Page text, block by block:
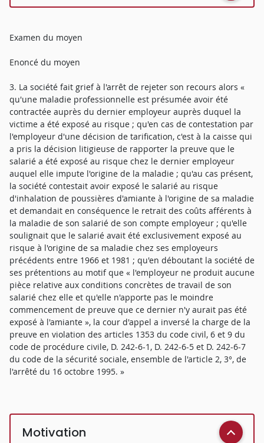
Examen du moyen
Enoncé du moyen
3. La société fait grief à l'arrêt de rejeter son recours alors «
qu'une maladie professionnelle est présumée avoir été
contractée auprès du dernier employeur auprès duquel la
victime a été exposé au risque ; qu'en cas de contestation par
l'employeur d'une décision de tarification, c'est à la caisse qui
a pris la décision litigieuse de rapporter la preuve que le
salarié a été exposé au risque chez le dernier employeur
auquel elle impute l'origine de la maladie ; qu'au cas présent,
la société contestait avoir exposé le salarié au risque
d'inhalation de poussières d'amiante à l'origine de sa maladie
et demandait en conséquence le retrait des coûts afférents à
la maladie de son salarié de son compte employeur ; qu'elle
soulignait que le salarié avait été exclusivement exposé au
risque à l'origine de sa maladie chez ses employeurs
précédents entre 1966 et 1981 ; qu'en déboutant la société de
ses prétentions au motif que « l'employeur ne produit aucune
pièce relative aux conditions concrètes de travail de son
salarié chez elle et qu'elle n'apporte pas le moindre
commencement de preuve que ce dernier n'y aurait pas été
exposé à l'amiante », la cour d'appel a inversé la charge de la
preuve en violation des articles 1353 du code civil, 6 et 9 du
code de procédure civile, D. 242-6-1, D. 242-6-5 et D. 242-6-7
du code de la sécurité sociale, ensemble de l'article 2, 3°, de
l'arrêté du 16 octobre 1995. »
Motivation